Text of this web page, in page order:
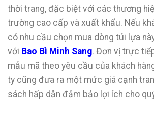
thời trang, đặc biệt với các thương
trường cao cấp và xuất khẩu. Nếu
có nhu cầu chọn mua dòng túi lựa
với Bao Bì Minh Sang. Đơn vị trực
mẫu mã theo yêu cầu của khách
ty cũng đưa ra một mức giá cạnh
sách hấp dẫn đảm bảo lợi ích cho